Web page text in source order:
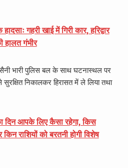
हादसाः गहरी खाई में गिरी कार, हरिद्वार
हालत गंभीर
सैनी भारी पुलिस बल के साथ घटनास्थल पर
निकालकर हिरासत में ले लिया तथा
दिन आपके लिए कैसा रहेगा, किस
राशियों को बरतनी होगी विशेष